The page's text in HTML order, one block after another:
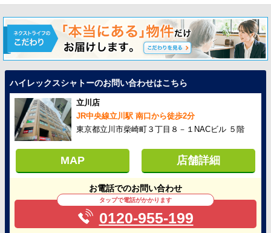
ハイレックスシャトーのお問い合わせはこちら
立川店
JR中央線立川駅 南口から徒歩2分
東京都立川市柴崎町３丁目８－１NACビル ５階
MAP 店舗詳細
お電話でのお問い合わせ
タップで電話がかかります
0120-955-199